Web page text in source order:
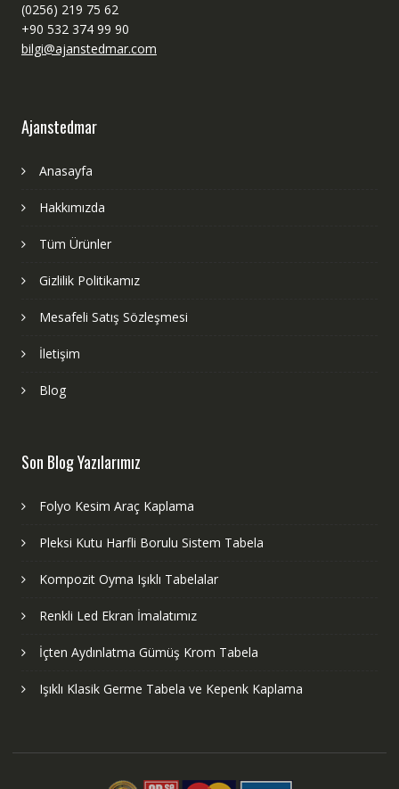
(0256) 219 75 62
+90 532 374 99 90
bilgi@ajanstedmar.com
Ajanstedmar
Anasayfa
Hakkımızda
Tüm Ürünler
Gizlilik Politikamız
Mesafeli Satış Sözleşmesi
İletişim
Blog
Son Blog Yazılarımız
Folyo Kesim Araç Kaplama
Pleksi Kutu Harfli Borulu Sistem Tabela
Kompozit Oyma Işıklı Tabelalar
Renkli Led Ekran İmalatımız
İçten Aydınlatma Gümüş Krom Tabela
Işıklı Klasik Germe Tabela ve Kepenk Kaplama